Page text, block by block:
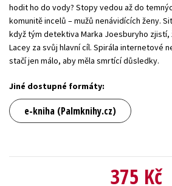
hodit ho do vody? Stopy vedou až do
komunitě incelů – mužů nenávidících ženy.
když tým detektiva Marka Joesburyho zjistí,
Lacey za svůj hlavní cíl. Spirála internetové
stačí jen málo, aby měla smrtící důsledky.
Jiné dostupné formáty:
e-kniha (Palmknihy.cz)
375 Kč